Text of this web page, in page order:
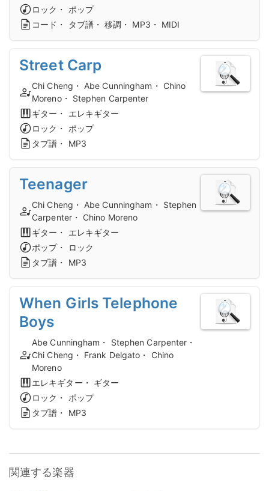
ロック・ ポップ
コード・ タブ譜・ 移調・ MP3・ MIDI
Street Carp
Chi Cheng・ Abe Cunningham・ Chino
Moreno・ Stephen Carpenter
ギター・ エレキギター
ロック・ ポップ
タブ譜・ MP3
Teenager
Chi Cheng・ Abe Cunningham・ Stephen
Carpenter・ Chino Moreno
ギター・ エレキギター
ポップ・ ロック
タブ譜・ MP3
When Girls Telephone
Boys
Abe Cunningham・ Stephen Carpenter・
Chi Cheng・ Frank Delgato・ Chino
Moreno
エレキギター・ ギター
ロック・ ポップ
タブ譜・ MP3
関連する楽器